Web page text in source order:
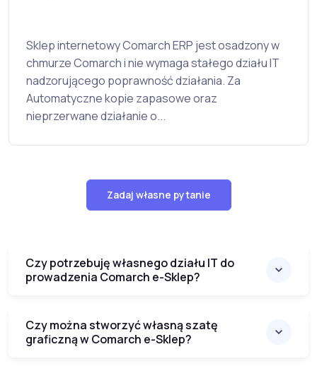
Sklep internetowy Comarch ERP jest osadzony w
chmurze Comarch i nie wymaga stałego działu IT
nadzorującego poprawność działania. Za
Automatyczne kopie zapasowe oraz
nieprzerwane działanie o...
Zadaj własne pytanie
Czy potrzebuję własnego działu IT do
prowadzenia Comarch e-Sklep?
Czy można stworzyć własną szatę
graficzną w Comarch e-Sklep?